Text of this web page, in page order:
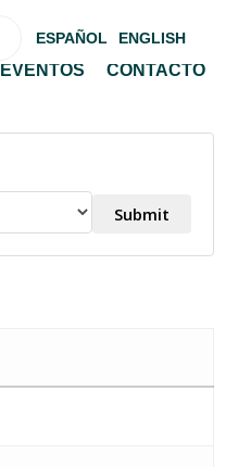
ESPAÑOL ENGLISH
EVENTOS CONTACTO